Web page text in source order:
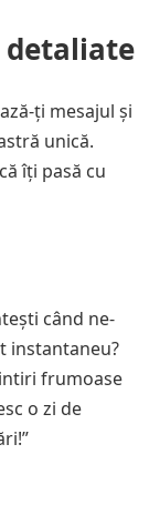
detaliate
ți mesajul și
unică.
îți pasă cu
când ne-
instantaneu?
frumoase
o zi de